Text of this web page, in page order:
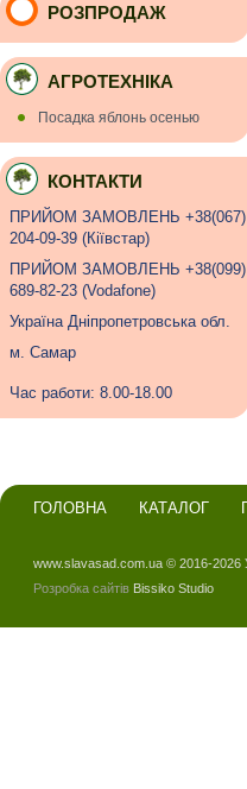
РОЗПРОДАЖ
АГРОТЕХНІКА
Посадка яблонь осенью
КОНТАКТИ
ПРИЙОМ ЗАМОВЛЕНЬ +38(067)
204-09-39 (Кiївстар)
ПРИЙОМ ЗАМОВЛЕНЬ +38(099)
689-82-23 (Vodafone)
Україна Дніпропетровська обл.
м. Самар
Час работи: 8.00-18.00
ГОЛОВНА КАТАЛОГ
www.slavasad.com.ua © 2016-2026
Розробка сайтів Bissiko Studio